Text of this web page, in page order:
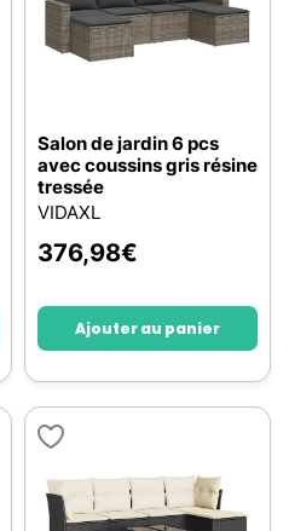
Salon de jardin 6 pcs
avec coussins gris résine
tressée
VIDAXL
376,98€
Ajouter au panier